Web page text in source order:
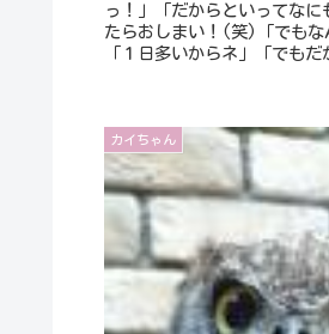
っ！」「だからといってな
たらおしまい！(笑)「でもな
「１日多いからネ」「でも
カイちゃん